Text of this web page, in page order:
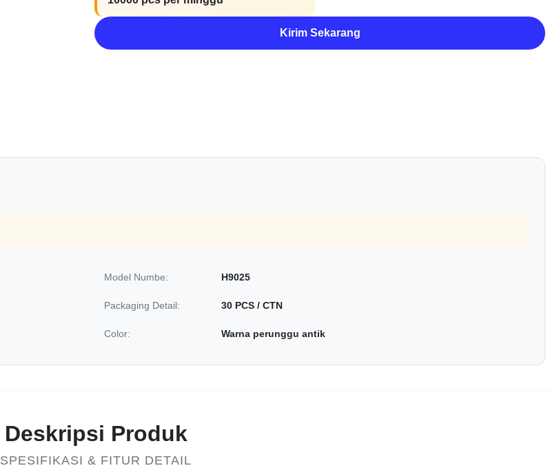
Kirim Sekarang
Model Numbe: H9025
Packaging Detail: 30 PCS / CTN
Color: Warna perunggu antik
Deskripsi Produk
SPESIFIKASI & FITUR DETAIL